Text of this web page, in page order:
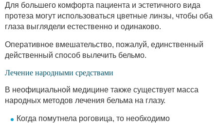
Для большего комфорта пациента и эстетичного вида
протеза могут использоваться цветные линзы, чтобы оба
глаза выглядели естественно и одинаково.
Оперативное вмешательство, пожалуй, единственный
действенный способ вылечить бельмо.
Лечение народными средствами
В неофициальной медицине также существует масса
народных методов лечения бельма на глазу.
Когда помутнела роговица, то необходимо